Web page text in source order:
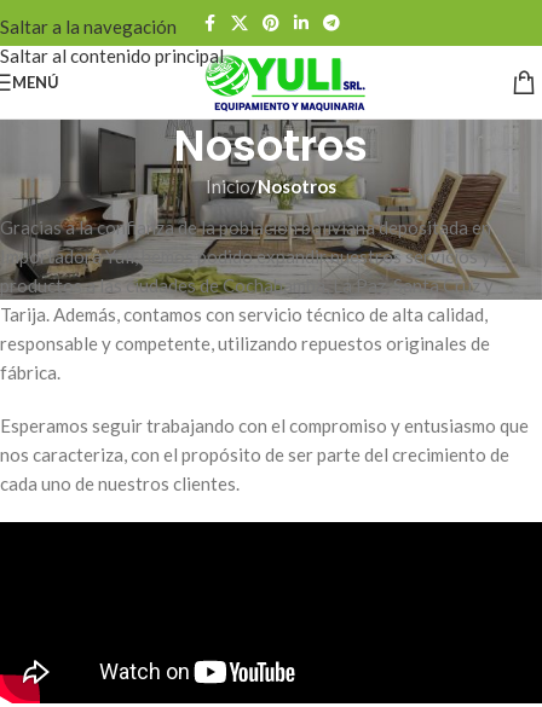
Saltar a la navegación
Saltar al contenido principal
MENÚ
Nosotros
Inicio/Nosotros
Gracias a la confianza de la población boliviana depositada en
Importadora Yuli, hemos podido expandir nuestros servicios y
productos a las ciudades de Cochabamba, La Paz, Santa Cruz y
Tarija. Además, contamos con servicio técnico de alta calidad,
responsable y competente, utilizando repuestos originales de
fábrica.
Esperamos seguir trabajando con el compromiso y entusiasmo que
nos caracteriza, con el propósito de ser parte del crecimiento de
cada uno de nuestros clientes.